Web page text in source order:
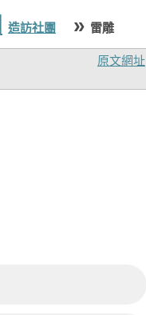
造訪社團 » 雷雕
原文網址